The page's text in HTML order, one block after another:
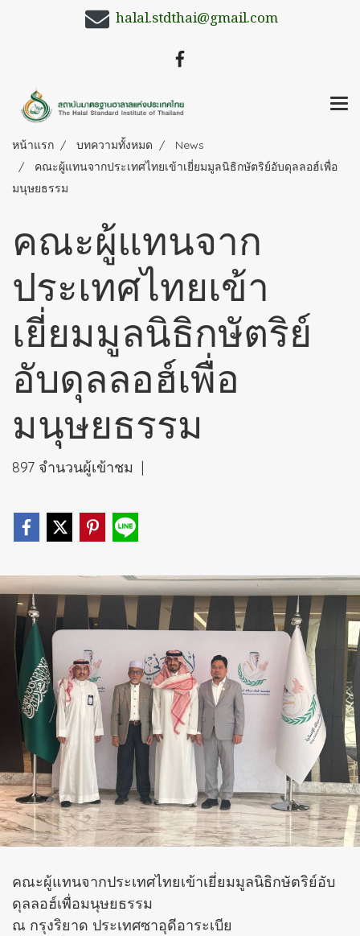
halal.stdthai@gmail.com
หน้าแรก บทความทั้งหมด
News
คณะผู้แทนจากประเทศไทยเข้าเยี่ยมมูลนิธิกษัตริย์อับดุลลอฮ์เพื่อ
มนุษยธรรม
คณะผู้แทนจาก
ประเทศไทยเข้า
เยี่ยมมูลนิธิกษัตริย์
อับดุลลอฮ์เพื่อ
มนุษยธรรม
897 จำนวนผู้เข้าชม |
คณะผู้แทนจากประเทศไทยเข้าเยี่ยมมูลนิธิกษัตริย์อับ
ดุลลอฮ์เพื่อมนุษยธรรม
ณ กรุงริยาด ประเทศซาอุดีอาระเบีย